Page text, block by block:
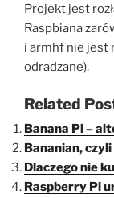
Projekt jest
Raspbiana
i armhf nie jest
odradzane).
Related
Banana Pi –
Bananian,
Dlaczego nie
Raspberry Pi